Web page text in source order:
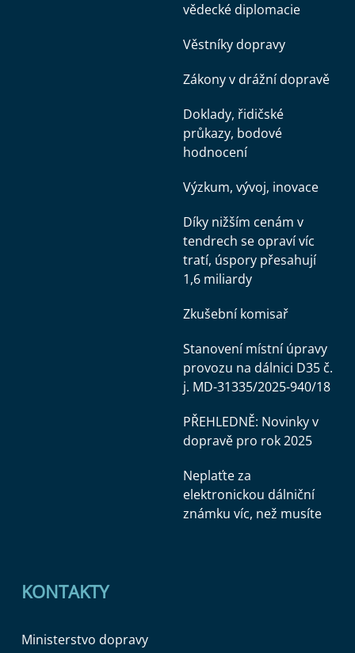
vědecké diplomacie
Věstníky dopravy
Zákony v drážní dopravě
Doklady, řidičské
průkazy, bodové
hodnocení
Výzkum, vývoj, inovace
Díky nižším cenám v
tendrech se opraví víc
tratí, úspory přesahují
1,6 miliardy
Zkušební komisař
Stanovení místní úpravy
provozu na dálnici D35 č.
j. MD-31335/2025-940/18
PŘEHLEDNĚ: Novinky v
dopravě pro rok 2025
Neplaťte za
elektronickou dálniční
známku víc, než musíte
KONTAKTY
Ministerstvo dopravy